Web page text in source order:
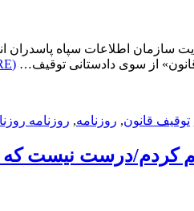
سازمان اطلاعات سپاه
از سوی دادستانی توقیف… (READ MORE)
توقیف قانون, روزنامه, روزنامه